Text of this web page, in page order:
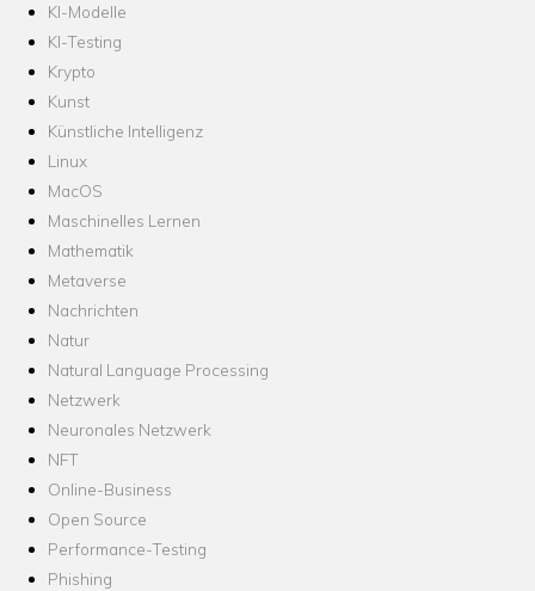
KI-Modelle
KI-Testing
Krypto
Kunst
Künstliche Intelligenz
Linux
MacOS
Maschinelles Lernen
Mathematik
Metaverse
Nachrichten
Natur
Natural Language Processing
Netzwerk
Neuronales Netzwerk
NFT
Online-Business
Open Source
Performance-Testing
Phishing